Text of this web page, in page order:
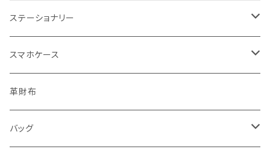
バッグサイズ
ステーショナリー
ポストカード・ボールペン
レターセット・メモ
シール・ステッカー・マスキングテープ
スマホケース
手帳型ケース
グリップ型ケース
革財布
バッグ